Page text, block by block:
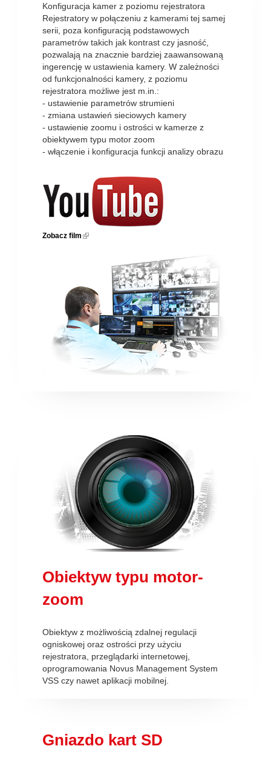
Konfiguracja kamer z poziomu rejestratora
Rejestratory w połączeniu z kamerami tej samej
serii, poza konfiguracją podstawowych
parametrów takich jak kontrast czy jasność,
pozwalają na znacznie bardziej zaawansowaną
ingerencję w ustawienia kamery. W zależności
od funkcjonalności kamery, z poziomu
rejestratora możliwe jest m.in.:
- ustawienie parametrów strumieni
- zmiana ustawień sieciowych kamery
- ustawienie zoomu i ostrości w kamerze z
obiektywem typu motor zoom
- włączenie i konfiguracja funkcji analizy obrazu
Zobacz film (link is external)
Obiektyw typu motor-
zoom
Obiektyw z możliwością zdalnej regulacji
ogniskowej oraz ostrości przy użyciu
rejestratora, przeglądarki internetowej,
oprogramowania Novus Management System
VSS czy nawet aplikacji mobilnej.
Gniazdo kart SD